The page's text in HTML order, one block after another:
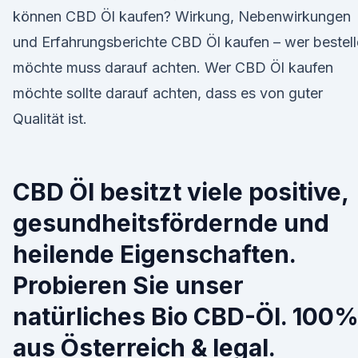
können CBD Öl kaufen? Wirkung, Nebenwirkungen
und Erfahrungsberichte CBD Öl kaufen – wer
möchte muss darauf achten. Wer CBD Öl kaufen
möchte sollte darauf achten, dass es von guter
Qualität ist.
CBD Öl besitzt viele positive,
gesundheitsfördernde und
heilende Eigenschaften.
Probieren Sie unser
natürliches Bio CBD-Öl. 100%
aus Österreich & legal.